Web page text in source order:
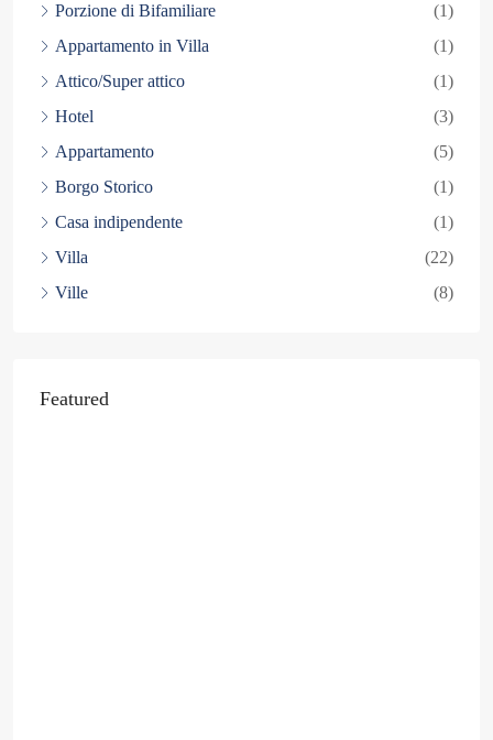
Porzione di Bifamiliare
(1)
Appartamento in Villa
(1)
Attico/Super attico
(1)
Hotel
(3)
Appartamento
(5)
Borgo Storico
(1)
Casa indipendente
(1)
Villa
(22)
Ville
(8)
Featured